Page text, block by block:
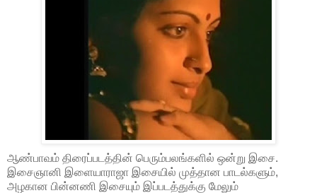
ஆண்பாவம் திரைப்படத்தின் பெரும்பலங்களில் ஒன்று இசை.
இசைஞானி இளையாராஜா இசையில் முத்தான பாடல்களும்,
அழகான பின்னணி இசையும் இப்படத்துக்கு மேலும்